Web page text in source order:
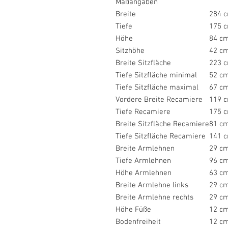
Maßangaben
Breite
284
Tiefe
175
Höhe
84
Sitzhöhe
42
Breite Sitzfläche
223
Tiefe Sitzfläche minimal
52
Tiefe Sitzfläche maximal
67
Vordere Breite Recamiere
119
Tiefe Recamiere
175
Breite Sitzfläche Recamiere81
Tiefe Sitzfläche Recamiere 141
Breite Armlehnen
29
Tiefe Armlehnen
96
Höhe Armlehnen
63
Breite Armlehne links
29
Breite Armlehne rechts
29
Höhe Füße
12
Bodenfreiheit
12